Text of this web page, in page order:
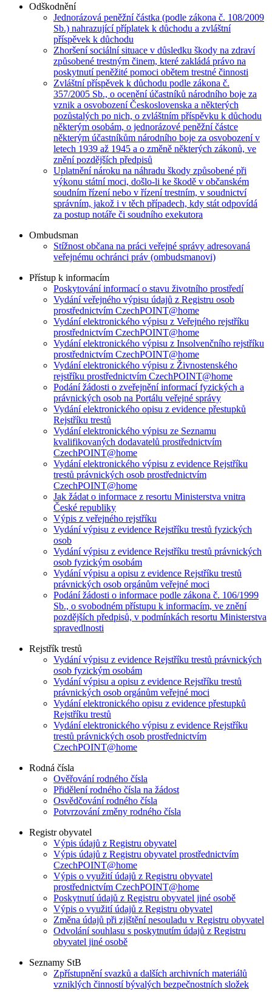
Odškodnění
Jednorázová peněžní částka (podle zákona č. 108/2009
Sb.) nahrazující příplatek k důchodu a zvláštní
příspěvek k důchodu
Zhoršení sociální situace v důsledku škody na zdraví
způsobené trestným činem, které zakládá právo na
poskytnutí peněžité pomoci obětem trestné činnosti
Zvláštní příspěvek k důchodu podle zákona č.
357/2005 Sb., o ocenění účastníků národního boje za
vznik a osvobození Československa a některých
pozůstalých po nich, o zvláštním příspěvku k důchodu
některým osobám, o jednorázové peněžní částce
některým účastníkům národního boje za osvobození v
letech 1939 až 1945 a o změně některých zákonů, ve
znění pozdějších předpisů
Uplatnění nároku na náhradu škody způsobené při
výkonu státní moci, došlo-li ke škodě v občanském
soudním řízení nebo v řízení trestním, v soudnictví
správním, jakož i v těch případech, kdy stát odpovídá
za postup notáře či soudního exekutora
Ombudsman
Stížnost občana na práci veřejné správy adresovaná
veřejnému ochránci práv (ombudsmanovi)
Přístup k informacím
Poskytování informací o stavu životního prostředí
Vydání veřejného výpisu údajů z Registru osob
prostřednictvím CzechPOINT@home
Vydání elektronického výpisu z Veřejného rejstříku
prostřednictvím CzechPOINT@home
Vydání elektronického výpisu z Insolvenčního rejstříku
prostřednictvím CzechPOINT@home
Vydání elektronického výpisu z Živnostenského
rejstříku prostřednictvím CzechPOINT@home
Podání žádosti o zveřejnění informací fyzických a
právnických osob na Portálu veřejné správy
Vydání elektronického opisu z evidence přestupků
Rejstříku trestů
Vydání elektronického výpisu ze Seznamu
kvalifikovaných dodavatelů prostřednictvím
CzechPOINT@home
Vydání elektronického výpisu z evidence Rejstříku
trestů právnických osob prostřednictvím
CzechPOINT@home
Jak žádat o informace z resortu Ministerstva vnitra
České republiky
Výpis z veřejného rejstříku
Vydání výpisu z evidence Rejstříku trestů fyzických
osob
Vydání výpisu z evidence Rejstříku trestů právnických
osob fyzickým osobám
Vydání výpisu a opisu z evidence Rejstříku trestů
právnických osob orgánům veřejné moci
Podání žádosti o informace podle zákona č. 106/1999
Sb., o svobodném přístupu k informacím, ve znění
pozdějších předpisů, v podmínkách resortu Ministerstva
spravedlnosti
Rejstřík trestů
Vydání výpisu z evidence Rejstříku trestů právnických
osob fyzickým osobám
Vydání výpisu a opisu z evidence Rejstříku trestů
právnických osob orgánům veřejné moci
Vydání elektronického opisu z evidence přestupků
Rejstříku trestů
Vydání elektronického výpisu z evidence Rejstříku
trestů právnických osob prostřednictvím
CzechPOINT@home
Rodná čísla
Ověřování rodného čísla
Přidělení rodného čísla na žádost
Osvědčování rodného čísla
Potvrzování změny rodného čísla
Registr obyvatel
Výpis údajů z Registru obyvatel
Výpis údajů z Registru obyvatel prostřednictvím
CzechPOINT@home
Výpis o využití údajů z Registru obyvatel
prostřednictvím CzechPOINT@home
Poskytnutí údajů z Registru obyvatel jiné osobě
Výpis o využití údajů z Registru obyvatel
Změna údajů při zjištění nesouladu v Registru obyvatel
Odvolání souhlasu s poskytnutím údajů z Registru
obyvatel jiné osobě
Seznamy StB
Zpřístupnění svazků a dalších archivních materiálů
vzniklých činností bývalých bezpečnostních složek